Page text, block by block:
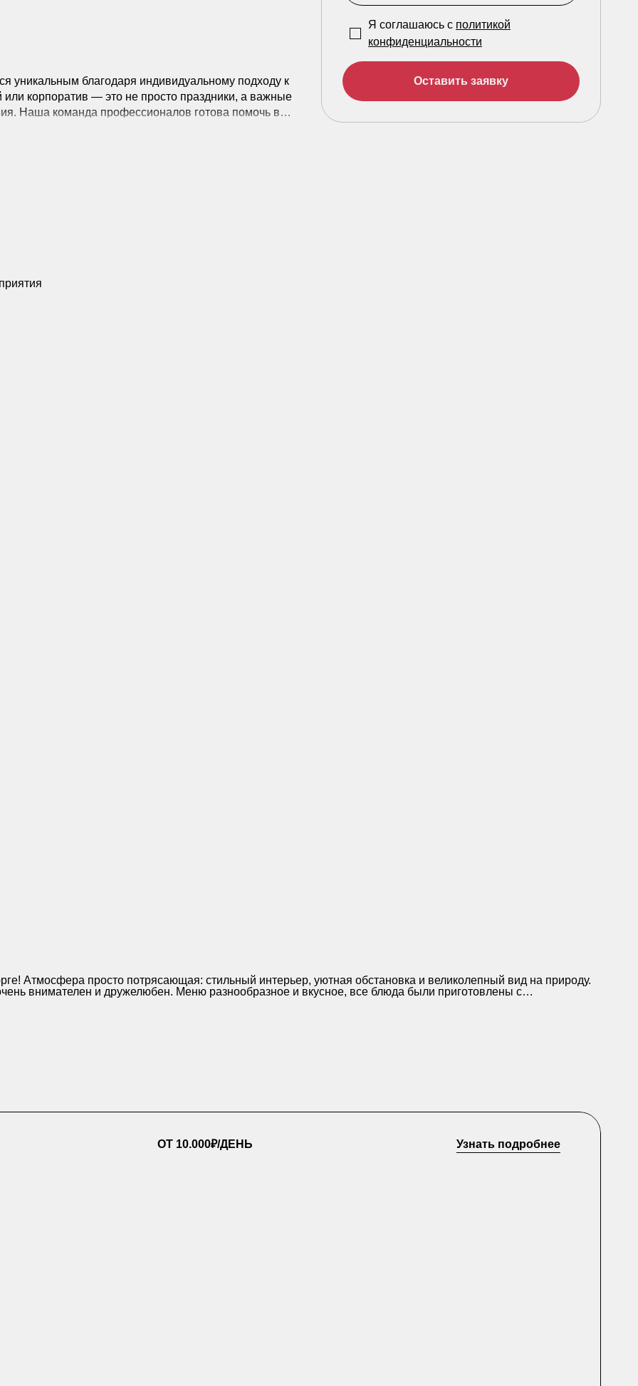
уникальным благодаря индивидуальному подходу к
корпоратив — это не просто праздники, а важные
Наша команда профессионалов готова помочь в
Я соглашаюсь с политикой
конфиденциальности
Оставить заявку
Атмосфера просто потрясающая: стильный интерьер, уютная обстановка и великолепный вид на природу.
внимателен и дружелюбен. Меню разнообразное и вкусное, все блюда были приготовлены с…
ОТ 10.000₽/ДЕНЬ Узнать подробнее